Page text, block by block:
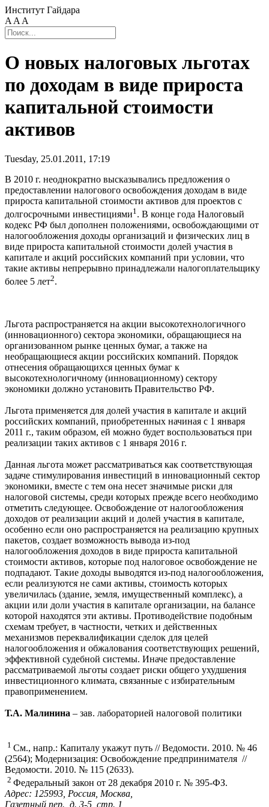
Институт Гайдара
A A A
О новых налоговых льготах
по доходам в виде прироста
капитальной стоимости
активов
Tuesday, 25.01.2011, 17:19
В 2010 г. неоднократно высказывались предложения о
предоставлении налогового освобождения доходам в виде
прироста капитальной стоимости активов для проектов с
долгосрочными инвестициями1 . В конце года Налоговый
кодекс РФ был дополнен положениями, освобождающими от
налогообложения доходы организаций и физических лиц в
виде прироста капитальной стоимости долей участия в
капитале и акций российских компаний при условии, что
такие активы непрерывно принадлежали налогоплательщику
более 5 лет2.
Льгота распространяется на акции высокотехнологичного
(инновационного) сектора экономики, обращающиеся на
организованном рынке ценных бумаг, а также на
необращающиеся акции российских компаний. Порядок
отнесения обращающихся ценных бумаг к
высокотехнологичному (инновационному) сектору
экономики должно установить Правительство РФ.
Льгота применяется для долей участия в капитале и акций
российских компаний, приобретенных начиная с 1 января
2011 г., таким образом, ей можно будет воспользоваться при
реализации таких активов с 1 января 2016 г.
Данная льгота может рассматриваться как соответствующая
задаче стимулирования инвестиций в инновационный сектор
экономики, вместе с тем она несет значимые риски для
налоговой системы, среди которых прежде всего необходимо
отметить следующее. Освобождение от налогообложения
доходов от реализации акций и долей участия в капитале,
особенно если оно распространяется на реализацию крупных
пакетов, создает возможность вывода из-под
налогообложения доходов в виде прироста капитальной
стоимости активов, которые под налоговое освобождение не
подпадают. Такие доходы выводятся из-под налогообложения,
если реализуются не сами активы, стоимость которых
увеличилась (здание, земля, имущественный комплекс), а
акции или доли участия в капитале организации, на балансе
которой находятся эти активы. Противодействие подобным
схемам требует, в частности, четких и действенных
механизмов переквалификации сделок для целей
налогообложения и обжалования соответствующих решений,
эффективной судебной системы. Иначе предоставление
рассматриваемой льготы создает риски общего ухудшения
инвестиционного климата, связанные с избирательным
правоприменением.
Т.А. Малинина – зав. лабораторией налоговой политики
1 См., напр.: Капиталу укажут путь // Ведомости. 2010. № 46
(2564); Модернизация: Освобождение предпринимателя //
Ведомости. 2010. № 115 (2633).
2 Федеральный закон от 28 декабря 2010 г. № 395-ФЗ.
Адрес: 125993, Россия, Москва,
Газетный пер., д. 3-5, стр. 1